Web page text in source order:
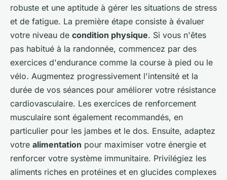
robuste et une aptitude à gérer les situations de stress
et de fatigue. La première étape consiste à évaluer
votre niveau de condition physique. Si vous n'êtes
pas habitué à la randonnée, commencez par des
exercices d'endurance comme la course à pied ou le
vélo. Augmentez progressivement l'intensité et la
durée de vos séances pour améliorer votre résistance
cardiovasculaire. Les exercices de renforcement
musculaire sont également recommandés, en
particulier pour les jambes et le dos. Ensuite, adaptez
votre alimentation pour maximiser votre énergie et
renforcer votre système immunitaire. Privilégiez les
aliments riches en protéines et en glucides complexes